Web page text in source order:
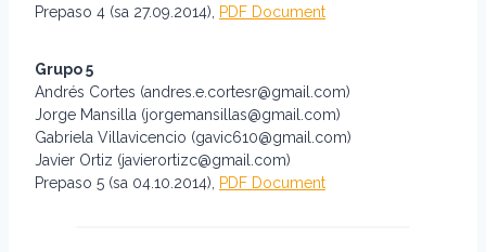
Prepaso 4 (sa 27.09.2014), PDF Document
Grupo 5
Andrés Cortes (andres.e.cortesr@gmail.com)
Jorge Mansilla (jorgemansillas@gmail.com)
Gabriela Villavicencio (gavic610@gmail.com)
Javier Ortiz (javierortizc@gmail.com)
Prepaso 5 (sa 04.10.2014), PDF Document